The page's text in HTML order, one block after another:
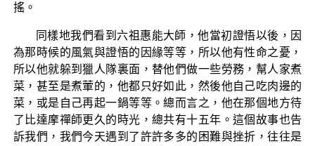
搖。
同樣地我們看到六祖惠能大師，他當初證悟以後，因
為那時候的風氣與證悟的因緣等等，所以他有性命之憂，
所以他就躲到獵人隊裏面，替他們做一些勞務，幫人家煮
菜，甚至是煮葷的，他都只好如此，然後他自己吃肉邊的
菜，或是自己再起一鍋等等。總而言之，他在那個地方待
了比達摩禪師更久的時光，總共有十五年。這個故事也告
訴我們，我們今天遇到了許許多多的困難與挫折，往往是